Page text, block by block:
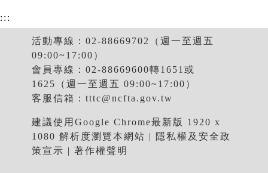
:::
活動專線：02-88669702（週一至週五
09:00~17:00）
會員專線：02-88669600轉1651或
1625（週一至週五 09:00~17:00）
客服信箱： tttc@ncfta.gov.tw
建議使用Google Chrome最新版 1920 x
1080 解析度瀏覽本網站 |
隱私權及安全政
策宣示 | 著作權聲明